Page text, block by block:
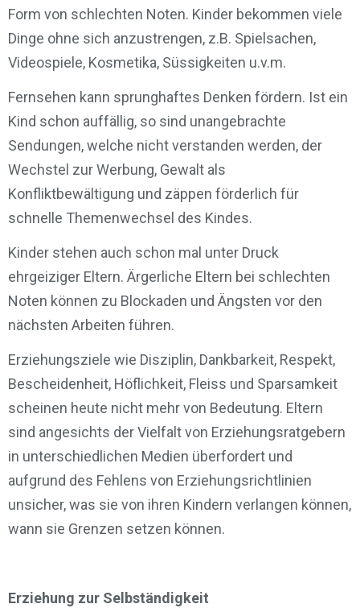
Form von schlechten Noten. Kinder bekommen viele
Dinge ohne sich anzustrengen, z.B. Spielsachen,
Videospiele, Kosmetika, Süssigkeiten u.v.m.
Fernsehen kann sprunghaftes Denken fördern. Ist ein
Kind schon auffällig, so sind unangebrachte
Sendungen, welche nicht verstanden werden, der
Wechstel zur Werbung, Gewalt als
Konfliktbewältigung und zäppen förderlich für
schnelle Themenwechsel des Kindes.
Kinder stehen auch schon mal unter Druck
ehrgeiziger Eltern. Ärgerliche Eltern bei schlechten
Noten können zu Blockaden und Ängsten vor den
nächsten Arbeiten führen.
Erziehungsziele wie Disziplin, Dankbarkeit, Respekt,
Bescheidenheit, Höflichkeit, Fleiss und Sparsamkeit
scheinen heute nicht mehr von Bedeutung. Eltern
sind angesichts der Vielfalt von Erziehungsratgebern
in unterschiedlichen Medien überfordert und
aufgrund des Fehlens von Erziehungsrichtlinien
unsicher, was sie von ihren Kindern verlangen können,
wann sie Grenzen setzen können.
Erziehung zur Selbständigkeit